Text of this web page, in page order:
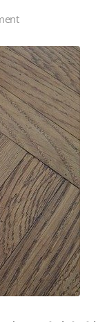
on
की
खेती,
उन्नत
किस्में
एवं
व्यापारिक
लाभ।